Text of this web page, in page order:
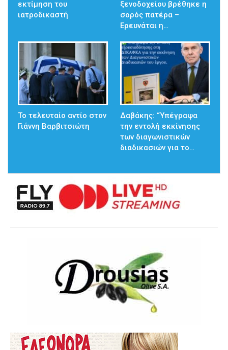
εκτίμηση του
ιατροδικαστή
ξενοδοχείου βρέθηκε η
σορός πατέρα –
Ερευνάται η…
Το τελευταίο αντίο στον
Γιάννη Βαρβιτσιώτη
Δαβάκης: “Υπέγραψα
την εντολή εκκίνησης
των διαγωνιστικών
διαδικασιών για το…